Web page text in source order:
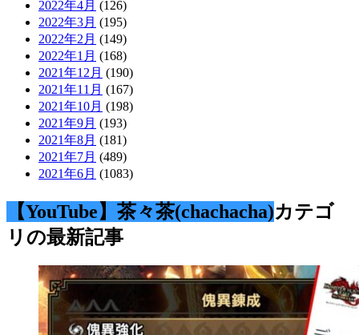
2022年4月 (126)
2022年3月 (195)
2022年2月 (149)
2022年1月 (168)
2021年12月 (190)
2021年11月 (167)
2021年10月 (198)
2021年9月 (193)
2021年8月 (181)
2021年7月 (489)
2021年6月 (1083)
【YouTube】茶々茶(chachacha)カテゴ
リの最新記事